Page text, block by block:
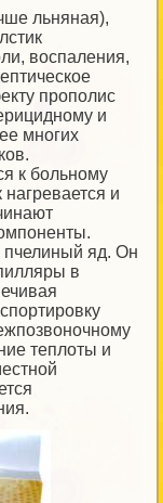
льняная),
воспаления,
прополис
и
многих
к больному
и
пчелиный яд. Он
в
теплоты и